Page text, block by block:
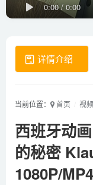
0:00/ 0:00
详情介绍
当前位置： 首页 视
西班牙动
的秘密
1080P/